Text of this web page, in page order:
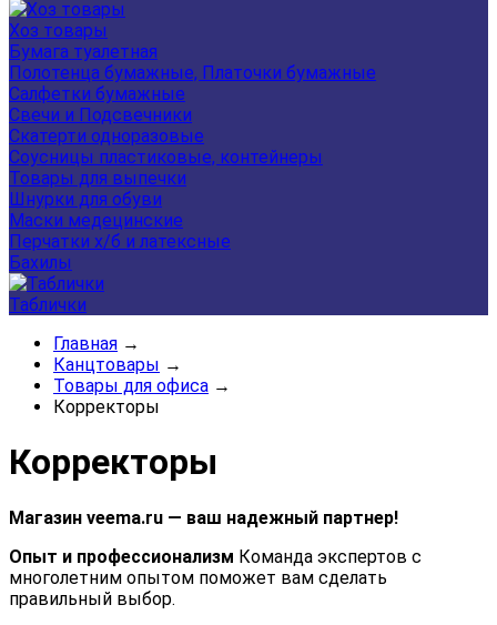
Хоз товары
Бумага туалетная
Полотенца бумажные, Платочки бумажные
Салфетки бумажные
Свечи и Подсвечники
Скатерти одноразовые
Соусницы пластиковые, контейнеры
Товары для выпечки
Шнурки для обуви
Маски медецинские
Перчатки х/б и латексные
Бахилы
Таблички
Главная →
Канцтовары →
Товары для офиса →
Корректоры
Корректоры
Магазин veema.ru — ваш надежный партнер!
Опыт и профессионализм Команда экспертов с
многолетним опытом поможет вам сделать
правильный выбор.